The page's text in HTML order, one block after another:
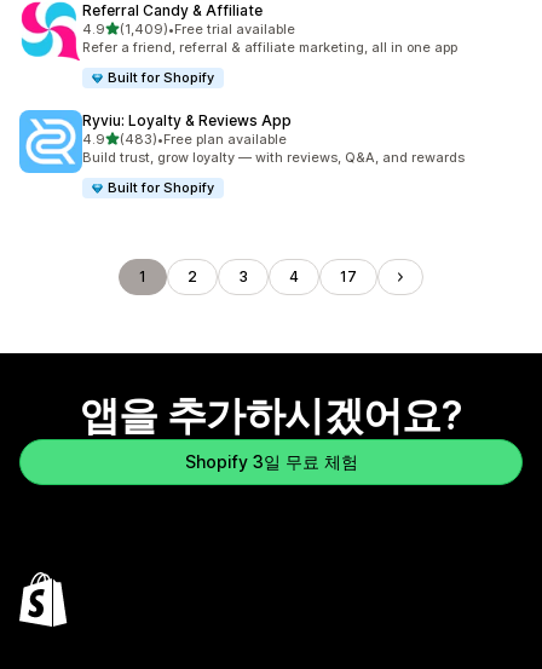
Referral Candy & Affiliate
4.9별 5개 중
(1,409)
총 리뷰 1409개
•Free trial available
Refer a friend, referral & affiliate marketing, all in one app
Built for Shopify
Ryviu: Loyalty & Reviews App
4.9별 5개 중
(483)
총 리뷰 483개
•Free plan available
Build trust, grow loyalty — with reviews, Q&A, and rewards
Built for Shopify
1 2 3 4 17
앱을 추가하시겠어요?
Shopify 3일 무료 체험